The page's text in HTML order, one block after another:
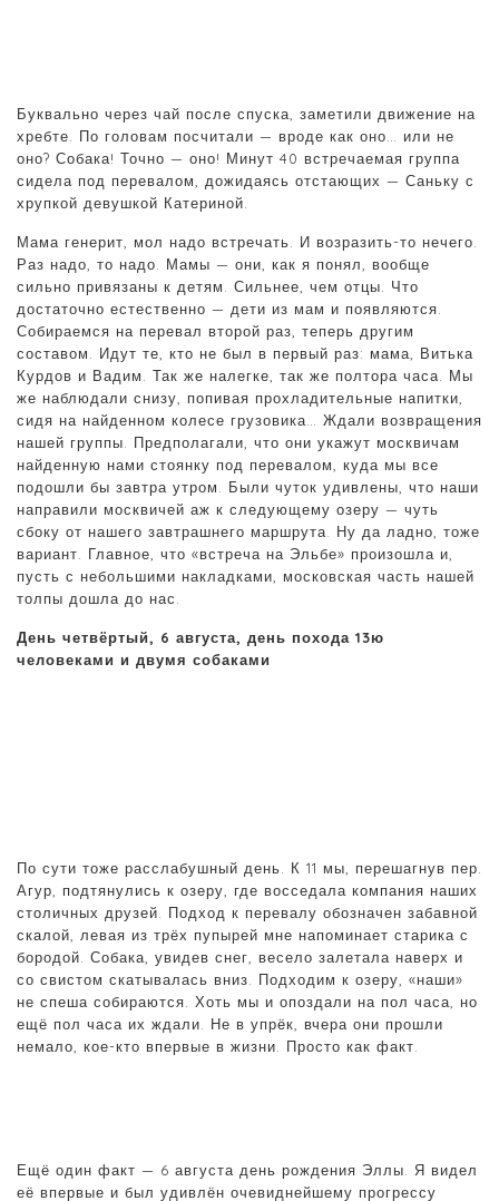
Буквально через чай после спуска, заметили движение на
хребте. По головам посчитали — вроде как оно… или не
оно? Собака! Точно — оно! Минут 40 встречаемая группа
сидела под перевалом, дожидаясь отстающих — Саньку с
хрупкой девушкой Катериной.
Мама генерит, мол надо встречать. И возразить-то нечего.
Раз надо, то надо. Мамы — они, как я понял, вообще
сильно привязаны к детям. Сильнее, чем отцы. Что
достаточно естественно — дети из мам и появляются.
Собираемся на перевал второй раз, теперь другим
составом. Идут те, кто не был в первый раз: мама, Витька
Курдов и Вадим. Так же налегке, так же полтора часа. Мы
же наблюдали снизу, попивая прохладительные напитки,
сидя на найденном колесе грузовика… Ждали возвращения
нашей группы. Предполагали, что они укажут москвичам
найденную нами стоянку под перевалом, куда мы все
подошли бы завтра утром. Были чуток удивлены, что наши
направили москвичей аж к следующему озеру — чуть
сбоку от нашего завтрашнего маршрута. Ну да ладно, тоже
вариант. Главное, что «встреча на Эльбе» произошла и,
пусть с небольшими накладками, московская часть нашей
толпы дошла до нас.
День четвёртый, 6 августа, день похода 13ю
человеками и двумя собаками
По сути тоже расслабушный день. К 11 мы, перешагнув пер.
Агур, подтянулись к озеру, где восседала компания наших
столичных друзей. Подход к перевалу обозначен забавной
скалой, левая из трёх пупырей мне напоминает старика с
бородой. Собака, увидев снег, весело залетала наверх и
со свистом скатывалась вниз. Подходим к озеру, «наши»
не спеша собираются. Хоть мы и опоздали на пол часа, но
ещё пол часа их ждали. Не в упрёк, вчера они прошли
немало, кое-кто впервые в жизни. Просто как факт.
Ещё один факт — 6 августа день рождения Эллы. Я видел
её впервые и был удивлён очевиднейшему прогрессу